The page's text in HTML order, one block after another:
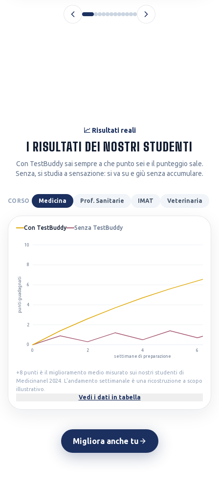
📈 Risultati reali
I RISULTATI DEI NOSTRI STUDENTI
Con TestBuddy sai sempre a che punto sei e il punteggio sale.
Senza, si studia a sensazione: si va su e giù senza accumulare.
CORSO Medicina Prof. Sanitarie IMAT Veterinaria
Con TestBuddy Senza TestBuddy
0
2
4
6
8
10
0 2 4 6
settimane di preparazione
punti guadagnati
+8 punti è il miglioramento medio misurato sui nostri studenti di
Medicinanel 2024. L'andamento settimanale è una ricostruzione a scopo
illustrativo.
Vedi i dati in tabella
Migliora anche tu